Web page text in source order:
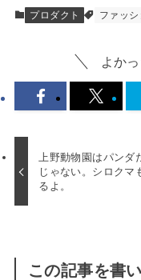
プロダクト ファッシ
よか
上野動物園はパンダ
じゃない。シロクマ
るよ。
この記事を書